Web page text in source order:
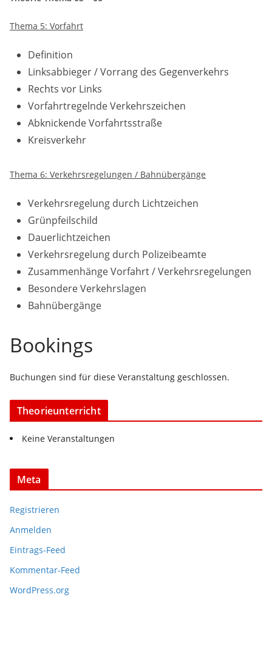
Thema 5: Vorfahrt
Definition
Linksabbieger / Vorrang des Gegenverkehrs
Rechts vor Links
Vorfahrtregelnde Verkehrszeichen
Abknickende Vorfahrtsstraße
Kreisverkehr
Thema 6: Verkehrsregelungen / Bahnübergänge
Verkehrsregelung durch Lichtzeichen
Grünpfeilschild
Dauerlichtzeichen
Verkehrsregelung durch Polizeibeamte
Zusammenhänge Vorfahrt / Verkehrsregelungen
Besondere Verkehrslagen
Bahnübergänge
Bookings
Buchungen sind für diese Veranstaltung geschlossen.
Theorieunterricht
Keine Veranstaltungen
Meta
Registrieren
Anmelden
Eintrags-Feed
Kommentar-Feed
WordPress.org